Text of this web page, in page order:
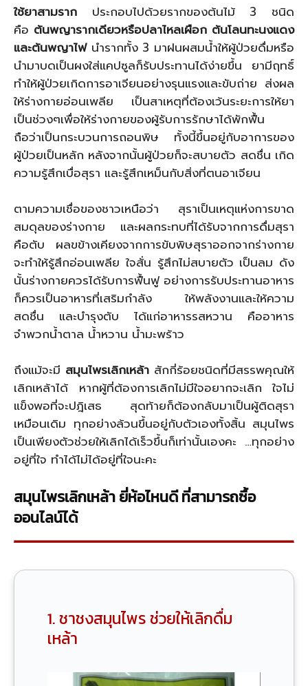
ใช้ยาสามราก ประกอบไปด้วยรากของต้นไม้ 3 ชนิด
คือ ต้นพญารากเดียวหรือปลาไหลเผือก ต้นโลนทะนงแดง
และต้นพญาไฟนำรากทั้ง 3 มาฝนผสมน้ำให้ผู้ป่วยดื่มหรือ
นำมาบดเป็นผงใส่แคปซูลก็รับประทานได้ง่ายขึ้น ยามีฤทธิ์
ทำให้ผู้ป่วยเกิดการอาเจียนอย่างรุนแรงและขับถ่าย ส่งผล
ให้ร่างกายอ่อนเพลีย เป็นสาเหตุที่ต้องเว้นระยะการให้ยา
เป็นช่วงๆเพื่อให้ร่างกายของผู้รับการรักษาได้พักฟื้น
ถือว่าเป็นกระบวนการถอนพิษ ทั้งนี้ขึ้นอยู่กับอาการของ
ผู้ป่วยเป็นหลัก หลังจากนั้นผู้ป่วยก็จะสบายตัว สดชื่น เกิด
ความรู้สึกเบื่อสุรา และรู้สึกเหม็นกับสิ่งที่ตนอาเจียน
ตามความเชื่อของชาวเหนือว่า สุราเป็นเหตุแห่งการขาด
สมดุลของร่างกาย และผลกระทบที่ได้รับจากการดื่มสุรา
คือตับ ผลขข้างเคียงจากการขับพิษสุราออกจากร่างกาย
จะทำให้รู้สึกอ่อนเพลีย ใจสั่น รู้สึกไม่สบายตัว เป็นลม ดัง
นั้นร่างกายควรได้รับการฟื้นฟู อย่างการรับประทานอาหาร
ก็ควรเป็นอาหารที่เสริมกำลัง ให้พลังงานและให้ความ
สดชื่น และบำรุงตับ ได้แก่อาหารรสหวาน คืออาหาร
จำพวกน้ำตาล น้ำหวาน น้ำมะพร้าว
ถึงแม้จะมี สมุนไพรเลิกเหล้า สักกี่ร้อยชนิดที่มีสรรพคุณให้
เลิกเหล้าได้ หากผู้ที่ต้องการเลิกไม่มีใจอยากจะเลิก ใจไม่
แข็งพอที่จะปฎิเสธ สุดท้ายก็ต้องกลับมาเป็นผู้ติดสุรา
เหมือนเดิม ทุกอย่างล้วนขึ้นอยู่กับตัวเองทั้งสิ้น สมุนไพร
เป็นเพียงตัวช่วยให้เลิกได้เร็วขึ้นก็เท่านั้นเองคะ …ทุกอย่าง
อยู่ที่ใจ ทำได้ไม่ได้อยู่ที่ใจนะคะ
สมุนไพรเลิกเหล้า ยี่ห้อไหนดี ที่สามารถซื้อ
ออนไลน์ได้
1. ชาชงสมุนไพร ช่วยให้เลิกดื่ม
เหล้า